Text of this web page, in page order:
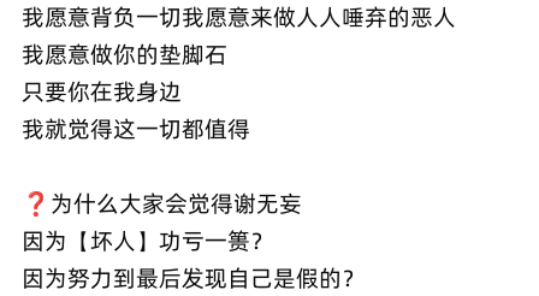
我愿意背负一切我愿意来做人人唾弃的恶人
我愿意做你的垫脚石
只要你在我身边
我就觉得这一切都值得
❓为什么大家会觉得谢无妄
因为【坏人】功亏一篑？
因为努力到最后发现自己是假的？